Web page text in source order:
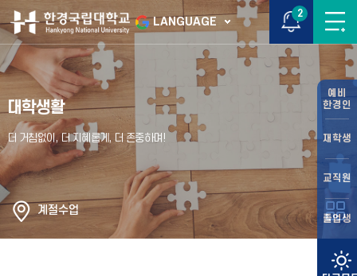
LANGUAGE
2
예비
한경인
재학생
교직원
졸업생
대학생활
계절수업